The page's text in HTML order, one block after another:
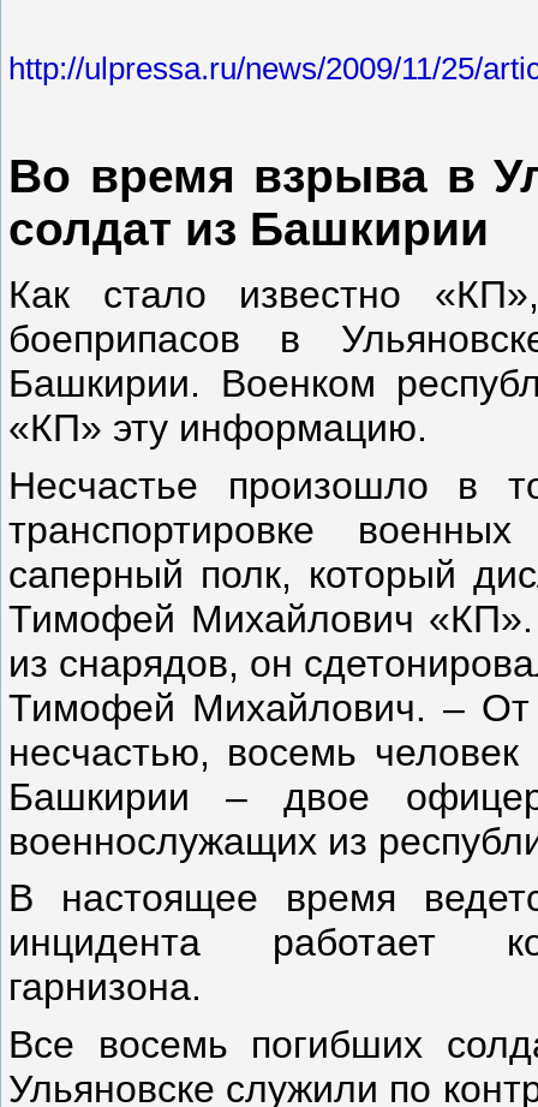
http://ulpressa.ru/news/2009/11/25/
Во время взрыва в
солдат из Башкирии
Как стало известно
боеприпасов в
Башкирии. Военком
«КП» эту информацию.
Несчастье произошло в
транспортировке
саперный полк, который
Тимофей Михайлович
из снарядов, он
Тимофей Михайлович. –
несчастью, восемь
Башкирии – двое
военнослужащих из
В настоящее время
инцидента работает
гарнизона.
Все восемь погибших
Ульяновске служили по